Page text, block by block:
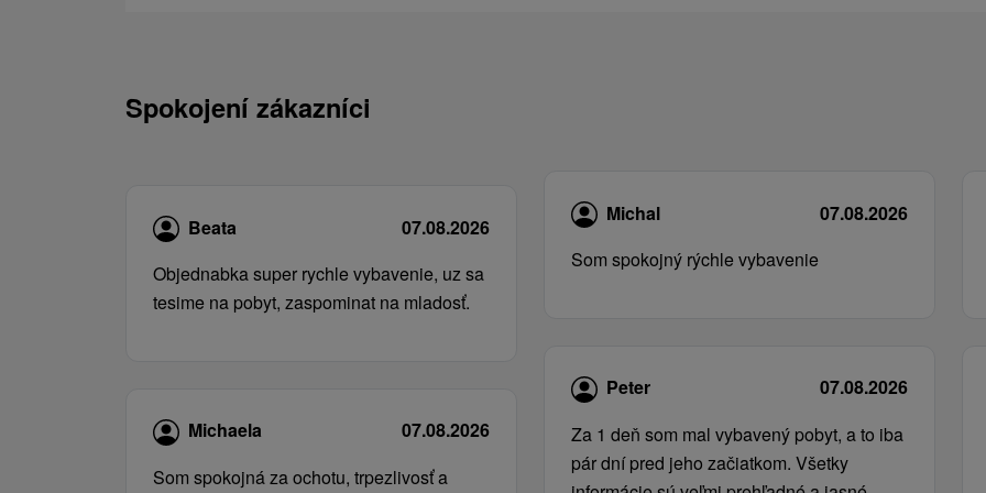
Spokojení zákazníci
Beata
07.08.2026
Objednabka super rychle vybavenie, uz sa
tesime na pobyt, zaspominat na mladosť.
Michaela
07.08.2026
Som spokojná za ochotu, trpezlivosť a
Michal
07.08.2026
Som spokojný rýchle vybavenie
Peter
07.08.2026
Za 1 deň som mal vybavený pobyt, a to iba
pár dní pred jeho začiatkom. Všetky